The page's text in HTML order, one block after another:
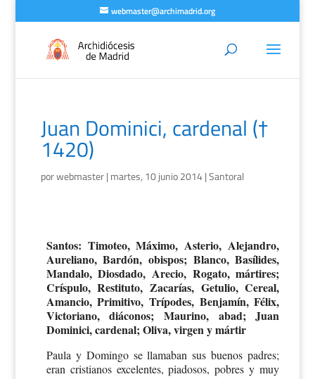
webmaster@archimadrid.org
Juan Dominici, cardenal (†
1420)
porwebmaster| martes, 10 junio 2014|Santoral
Santos: Timoteo, Máximo, Asterio, Alejandro,
Aureliano, Bardón, obispos; Blanco, Basílides,
Mandalo, Diosdado, Arecio, Rogato, mártires;
Críspulo, Restituto, Zacarías, Getulio, Cereal,
Amancio, Primitivo, Trípodes, Benjamín, Félix,
Victoriano, diáconos; Maurino, abad; Juan
Dominici, cardenal; Oliva, virgen y mártir
Paula y Domingo se llamaban sus buenos padres;
eran cristianos excelentes, piadosos, pobres y muy